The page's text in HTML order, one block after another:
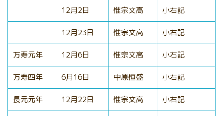
12月2日 惟宗文高 小右記
12月23日 惟宗文高 小右記
万寿元年 12月6日 惟宗文高 小右記
万寿四年 6月16日 中原恒盛 小右記
長元元年 12月22日 惟宗文高 小右記